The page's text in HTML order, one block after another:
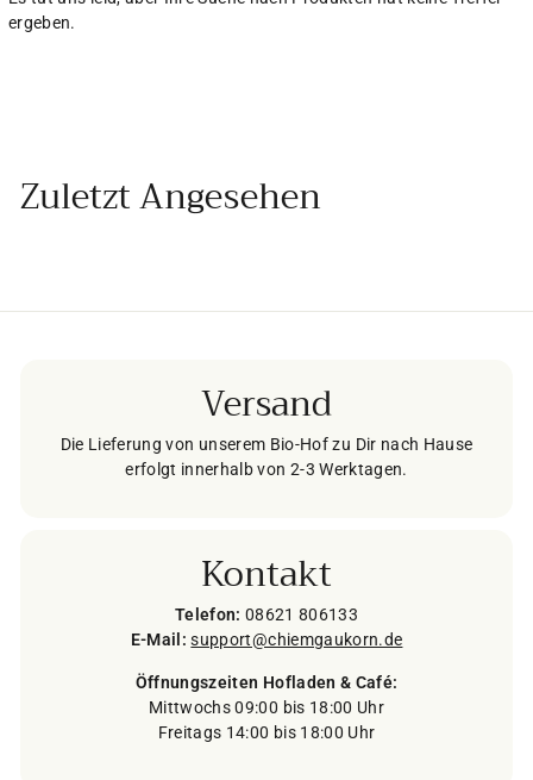
ergeben.
Zuletzt Angesehen
Versand
Die Lieferung von unserem Bio-Hof zu Dir nach Hause
erfolgt innerhalb von 2-3 Werktagen.
Kontakt
Telefon: 08621 806133
E-Mail: support@chiemgaukorn.de
Öffnungszeiten Hofladen & Café:
Mittwochs 09:00 bis 18:00 Uhr
Freitags 14:00 bis 18:00 Uhr